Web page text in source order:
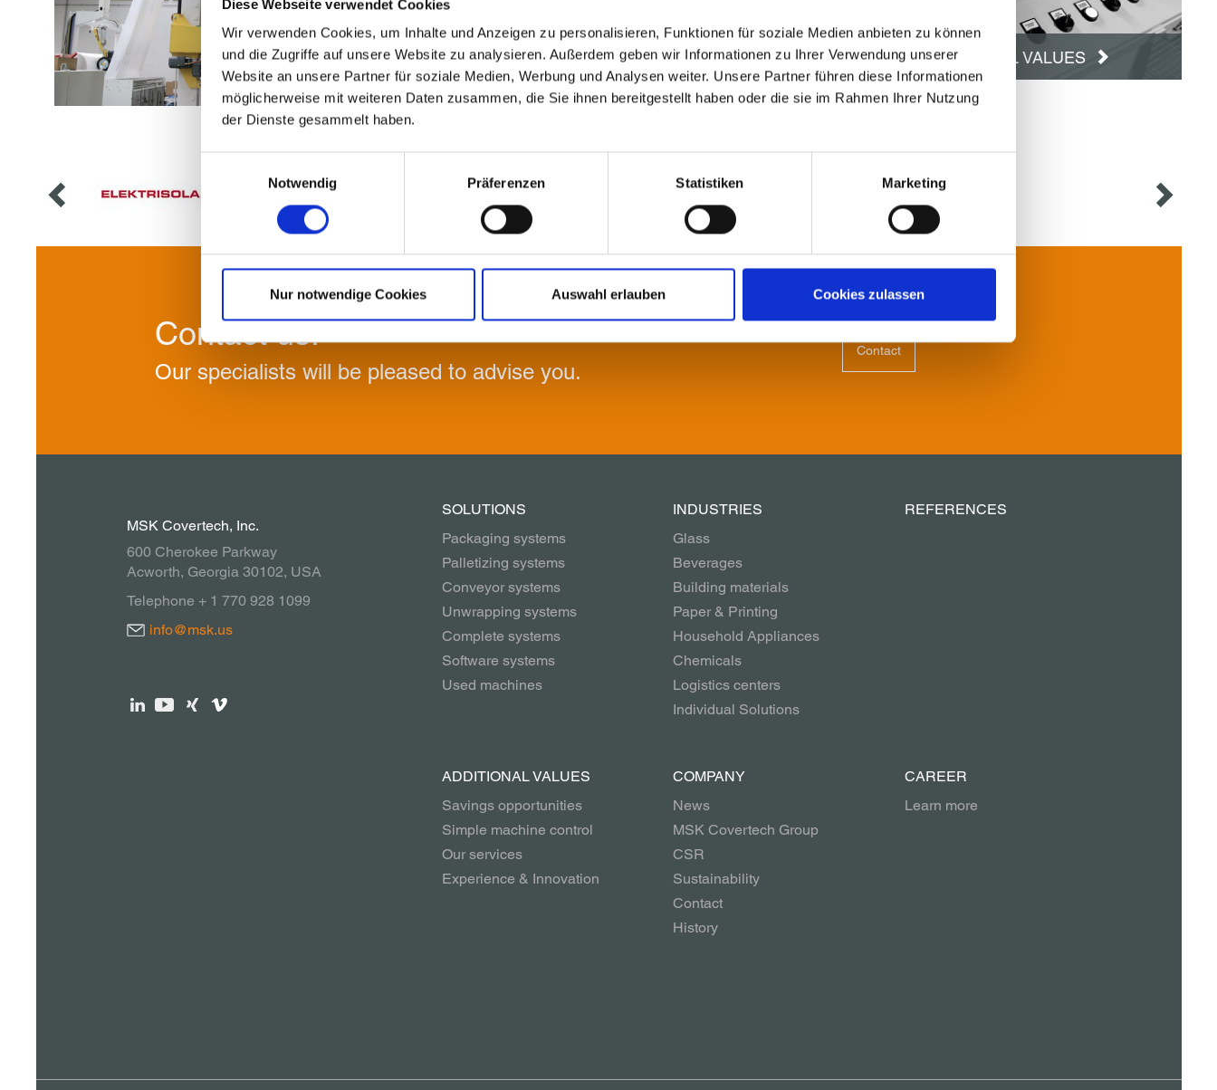
Diese Webseite verwendet Cookies
Wir verwenden Cookies, um Inhalte und Anzeigen zu personalisieren, Funktionen für soziale Medien anbieten zu können
und die Zugriffe auf unsere Website zu analysieren. Außerdem geben wir Informationen zu Ihrer Verwendung unserer
Website an unsere Partner für soziale Medien, Werbung und Analysen weiter. Unsere Partner führen diese Informationen
möglicherweise mit weiteren Daten zusammen, die Sie ihnen bereitgestellt haben oder die sie im Rahmen Ihrer Nutzung
der Dienste gesammelt haben.
Notwendig
Präferenzen Statistiken Marketing
Nur notwendige Cookies Auswahl erlauben Cookies zulassen
stretch film formats or film thicknesses.
ADDITIONAL VALUES
Contact us!
Our specialists will be pleased to advise you.
Contact
MSK Covertech, Inc.
600 Cherokee Parkway
Acworth, Georgia 30102, USA
Telephone + 1 770 928 1099
info@msk.us
SOLUTIONS
Packaging systems
Palletizing systems
Conveyor systems
Unwrapping systems
Complete systems
Software systems
Used machines
INDUSTRIES
Glass
Beverages
Building materials
Paper & Printing
Household Appliances
Chemicals
Logistics centers
Individual Solutions
REFERENCES
ADDITIONAL VALUES
Savings opportunities
Simple machine control
Our services
Experience & Innovation
COMPANY
News
MSK Covertech Group
CSR
Sustainability
Contact
History
CAREER
Learn more